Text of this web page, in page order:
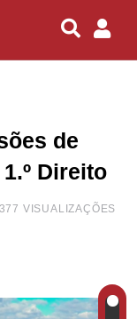
de
Direito
377 VISUALIZAÇÕES